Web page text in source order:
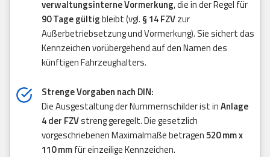
verwaltungsinterne Vormerkung, die in der Regel für
90 Tage gültigbleibt (vgl. § 14 FZVzur
Außerbetriebsetzung und Vormerkung). Sie sichert das
Kennzeichen vorübergehend auf den Namen des
künftigen Fahrzeughalters.
Strenge Vorgaben nach DIN:
Die Ausgestaltung der Nummernschilder ist inAnlage
4 der FZVstreng geregelt. Die gesetzlich
vorgeschriebenen Maximalmaße betragen520 mm x
110 mmfür einzeilige Kennzeichen.